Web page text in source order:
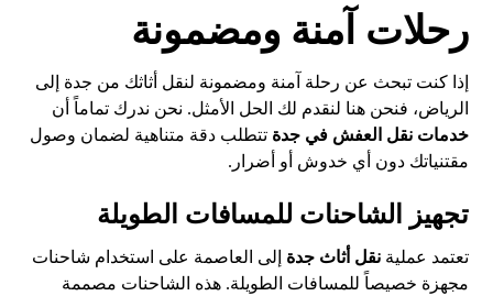
رحلات آمنة ومضمونة
إذا كنت تبحث عن رحلة آمنة ومضمونة لنقل أثاثك من جدة إلى
الرياض، فنحن هنا لنقدم لك الحل الأمثل. نحن ندرك تماماً أن
خدمات نقل العفش في جدة تتطلب دقة متناهية لضمان وصول
مقتنياتك دون أي خدوش أو أضرار.
تجهيز الشاحنات للمسافات الطويلة
تعتمد عمليةنقل أثاث جدة إلى العاصمة على استخدام شاحنات
مجهزة خصيصاً للمسافات الطويلة. هذه الشاحنات مصممة